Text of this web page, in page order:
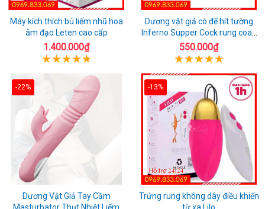
Máy kích thích bú liếm nhũ hoa
âm đạo Leten cao cấp
1.400.000₫
Dương vật giả có đế hít tường
Inferno Supper Cock rung coay
7 chế độ
550.000₫
-22%
Dương Vật Giả Tay Cầm
Masturbator Thụt Nhiệt Liếm
-13%
Trứng rung không dây điều khiển
từ xa Lilo